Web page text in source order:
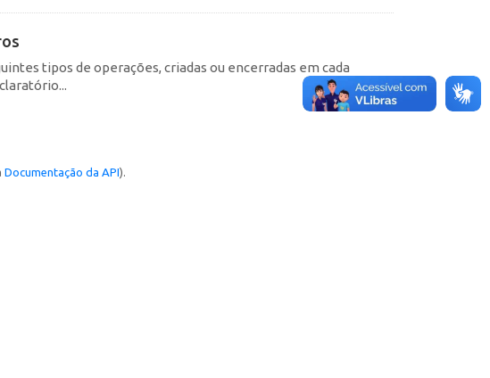
tipos de operações, criadas ou encerradas em cada
Documentação da API).